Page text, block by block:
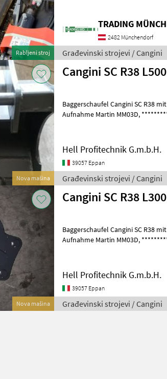
Rabljeni stroj
TRADING
2482 Münchendorf
Građevinski strojevi / Cangini
Nova mašina
Cangini SC R38
Baggerschaufel Cangini SC R38 mit Zähnen,
Aufnahme Martin MM03D, ********** Benna per Miniescavatore
Hell Profitechnik G.m.b.H.
39057 Eppan
Građevinski strojevi / Cangini
Nova mašina
Cangini SC R38
Baggerschaufel Cangini SC R38 mit Zähnen,
Aufnahme Martin MM03D, ********** Benna per Miniescavatore
Hell Profitechnik G.m.b.H.
39057 Eppan
Građevinski strojevi / Cangini